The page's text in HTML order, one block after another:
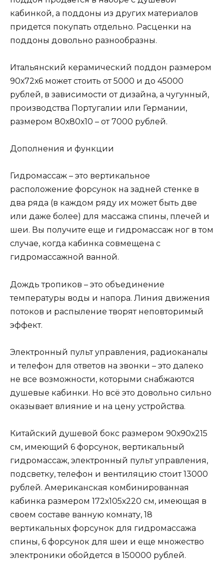
кабинкой, а поддоны из других материалов
придется покупать отдельно. Расценки на
поддоны довольно разнообразны.
Итальянский керамический поддон размером
90х72х6 может стоить от 5000 и до 45000
рублей, в зависимости от дизайна, а чугунный,
производства Португалии или Германии,
размером 80х80х10 – от 7000 рублей.
Дополнения и функции
Гидромассаж – это вертикальное
расположение форсунок на задней стенке в
два ряда (в каждом ряду их может быть две
или даже более) для массажа спины, плечей и
шеи. Вы получите еще и гидромассаж ног в том
случае, когда кабинка совмещена с
гидромассажной ванной.
Дождь тропиков – это объединение
температуры воды и напора. Линия движения
потоков и распыление творят неповторимый
эффект.
Электронный пульт управления, радиоканалы
и телефон для ответов на звонки – это далеко
не все возможности, которыми снабжаются
душевые кабинки. Но всё это довольно сильно
оказывает влияние и на цену устройства.
Китайский душевой бокс размером 90х90х215
см, имеющий 6 форсунок, вертикальный
гидромассаж, электронный пульт управления,
подсветку, телефон и вентиляцию стоит 13000
рублей. Американская комбинированная
кабинка размером 172х105х220 см, имеющая в
своем составе ванную комнату, 18
вертикальных форсунок для гидромассажа
спины, 6 форсунок для шеи и еще множество
электроники обойдется в 150000 рублей.